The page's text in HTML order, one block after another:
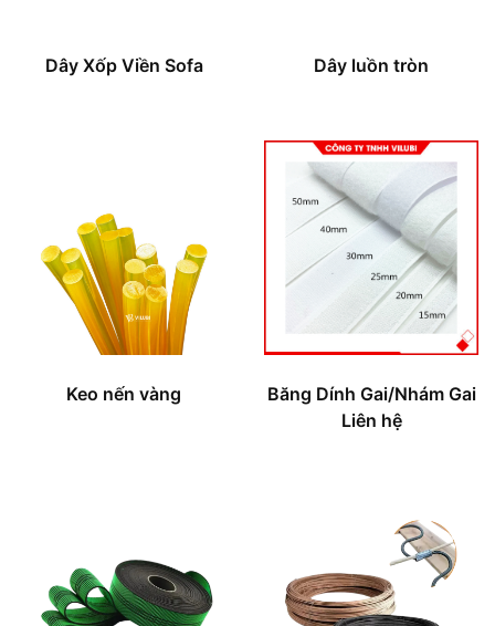
Dây Xốp Viền Sofa Dây luồn tròn
Keo nến vàng
Băng Dính Gai/Nhám Gai
Liên hệ